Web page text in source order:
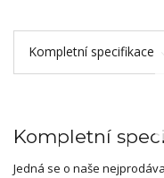
Kompletní specifikace
Kompletní
Jedná se o naše